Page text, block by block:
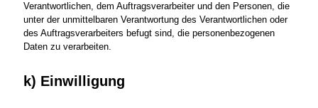
Verantwortlichen, dem Auftragsverarbeiter und den Personen, die
unter der unmittelbaren Verantwortung des Verantwortlichen oder
des Auftragsverarbeiters befugt sind, die personenbezogenen
Daten zu verarbeiten.
k) Einwilligung